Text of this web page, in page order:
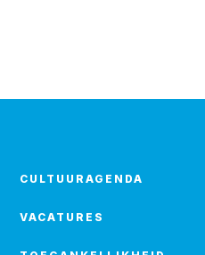
CULTUURAGENDA
VACATURES